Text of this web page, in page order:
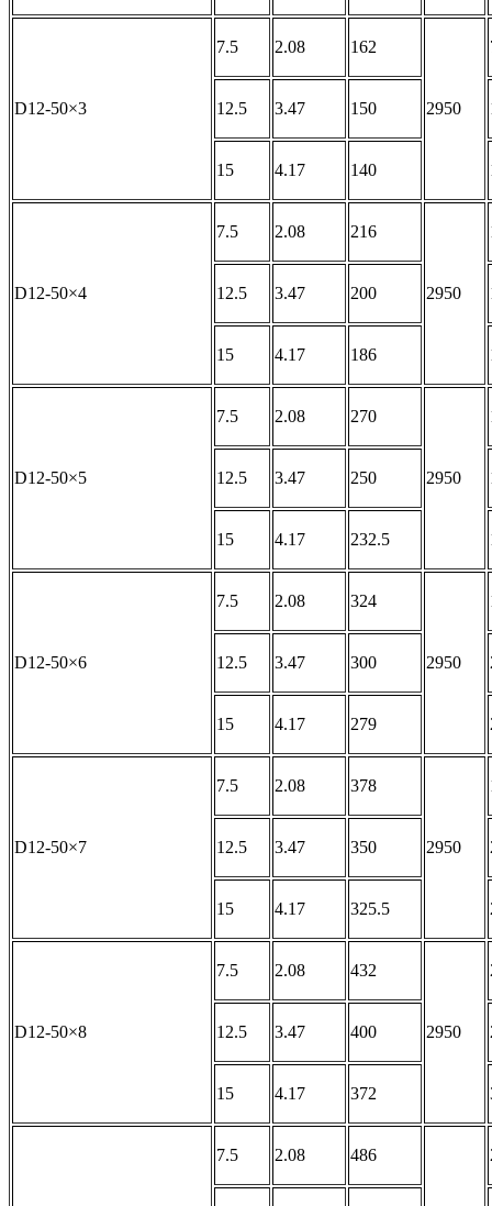
D12-50×3
7.5 2.08 162
2950
12.5 3.47 150
15 4.17 140
D12-50×4
7.5 2.08 216
2950
12.5 3.47 200
15 4.17 186
D12-50×5
7.5 2.08 270
2950
12.5 3.47 250
15 4.17 232.5
D12-50×6
7.5 2.08 324
2950
12.5 3.47 300
15 4.17 279
D12-50×7
7.5 2.08 378
2950
12.5 3.47 350
15 4.17 325.5
D12-50×8
7.5 2.08 432
2950
12.5 3.47 400
15 4.17 372
7.5 2.08 486